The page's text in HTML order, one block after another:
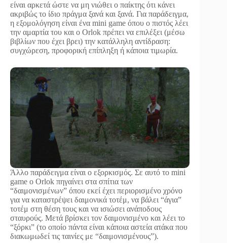
είναι αρκετά ώστε να μη νιώθει ο παίκτης ότι κάνει
ακριβώς το ίδιο πράγμα ξανά και ξανά. Για παράδειγμα,
η εξομολόγηση είναι ένα mini game όπου ο πιστός λέει
την αμαρτία του και ο Orlok πρέπει να επιλέξει (μέσω
βιβλίων που έχει βρει) την κατάλληλη αντίδραση:
συγχώρεση, προφορική επίπληξη ή κάποια τιμωρία.
Άλλο παράδειγμα είναι ο εξορκισμός. Σε αυτό το mini
game ο Orlok πηγαίνει στα σπίτια των
“δαιμονισμένων” όπου εκεί έχει περιορισμένο χρόνο
για να καταστρέψει δαιμονικά τοτέμ, να βάλει “άγια”
τοτέμ στη θέση τους και να ισιώσει ανάποδους
σταυρούς. Μετά βρίσκει τον δαιμονισμένο και λέει το
“ξόρκι” (το οποίο πάντα είναι κάποια αστεία ατάκα που
διακωμωδεί τις ταινίες με “δαιμονισμένους”).